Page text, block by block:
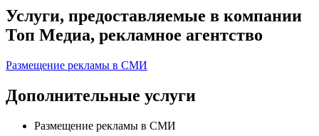
Услуги, предоставляемые в компании
Топ Медиа, рекламное агентство
Размещение рекламы в СМИ
Дополнительные услуги
Размещение рекламы в СМИ